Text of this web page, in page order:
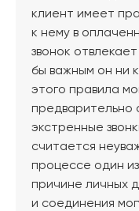
клиент имеет
к нему в
звонок
бы важным он ни
этого правила
предварительно
экстренные
считается
процессе один
причине личных
и соединения